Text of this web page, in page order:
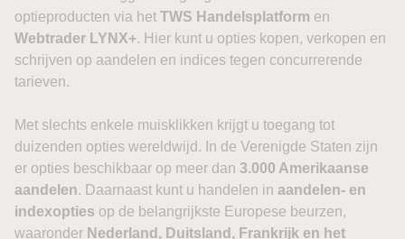
optieproducten via het TWS Handelsplatform en
Webtrader LYNX+. Hier kunt u opties kopen, verkopen en
schrijven op aandelen en indices tegen concurrerende
tarieven.
Met slechts enkele muisklikken krijgt u toegang tot
duizenden opties wereldwijd. In de Verenigde Staten zijn
er opties beschikbaar op meer dan 3.000 Amerikaanse
aandelen. Daarnaast kunt u handelen in aandelen- en
indexopties op de belangrijkste Europese beurzen,
waaronder Nederland, Duitsland, Frankrijk en het